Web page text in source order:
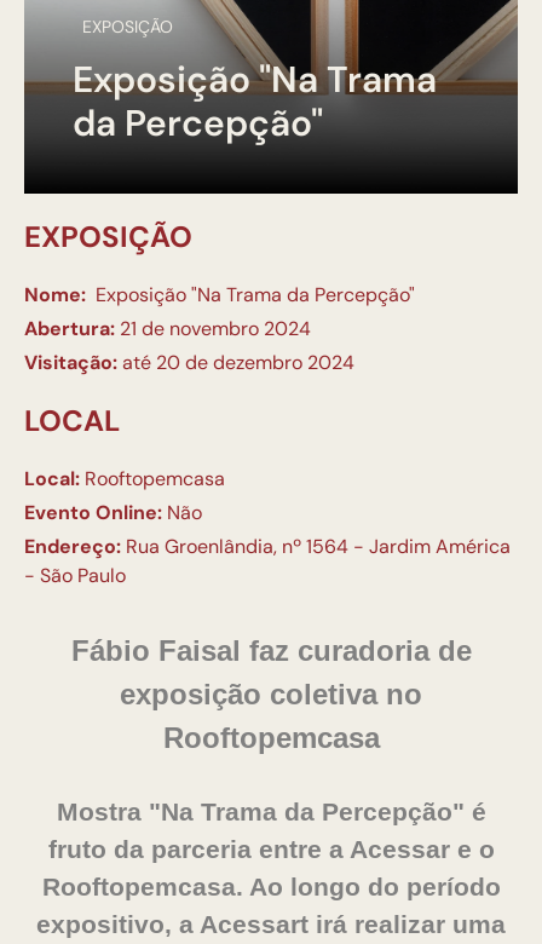
EXPOSIÇÃO
Exposição "Na Trama
da Percepção"
EXPOSIÇÃO
Nome: Exposição "Na Trama da Percepção"
Abertura: 21 de novembro 2024
Visitação:até 20 de dezembro 2024
LOCAL
Local: Rooftopemcasa
Evento Online: Não
Endereço: Rua Groenlândia, nº 1564 - Jardim América
- São Paulo
Fábio Faisal faz curadoria de
exposição coletiva no
Rooftopemcasa
Mostra "Na Trama da Percepção" é
fruto da parceria entre a Acessar e o
Rooftopemcasa. Ao longo do período
expositivo, a Acessart irá realizar uma